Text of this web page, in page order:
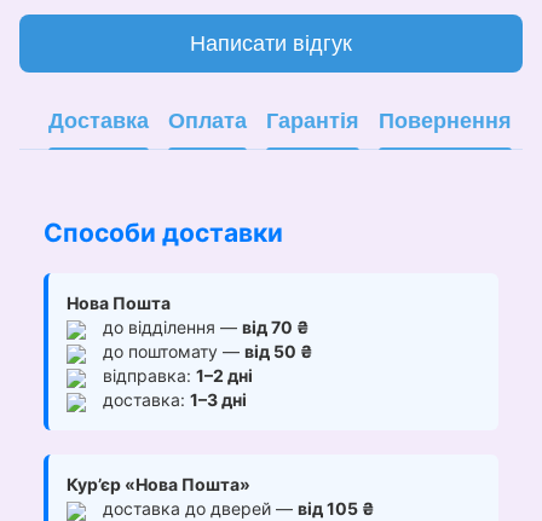
Написати відгук
Доставка Оплата Гарантія Повернення
Способи доставки
Нова Пошта
до відділення — від 70 ₴
до поштомату — від 50 ₴
відправка: 1–2 дні
доставка: 1–3 дні
Кур’єр «Нова Пошта»
доставка до дверей — від 105 ₴